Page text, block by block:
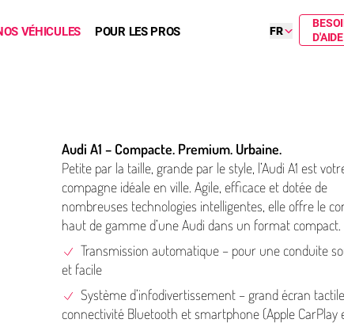
VÉHICULES POUR LES PROS FR
Audi A1 – Compacte. Premium. Urbaine.
Petite par la taille, grande par le style, l’Audi A1 est
compagne idéale en ville. Agile, efficace et dotée de
nombreuses tech­nolo­gies intel­li­gentes, elle offre le
haut de gamme d’une Audi dans un format compact.
Trans­mis­sion automatique – pour une conduite
et facile
Système d’in­fo­di­ver­tisse­ment – grand écran
con­nec­tiv­ité Bluetooth et smartphone (Apple CarPlay